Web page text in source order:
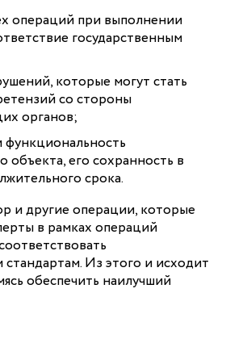
операций при выполнении
государственным
которые могут стать
со стороны
органов;
функциональность
объекта, его сохранность в
срока.
и другие операции, которые
в рамках операций
Из этого и исходит
обеспечить наилучший